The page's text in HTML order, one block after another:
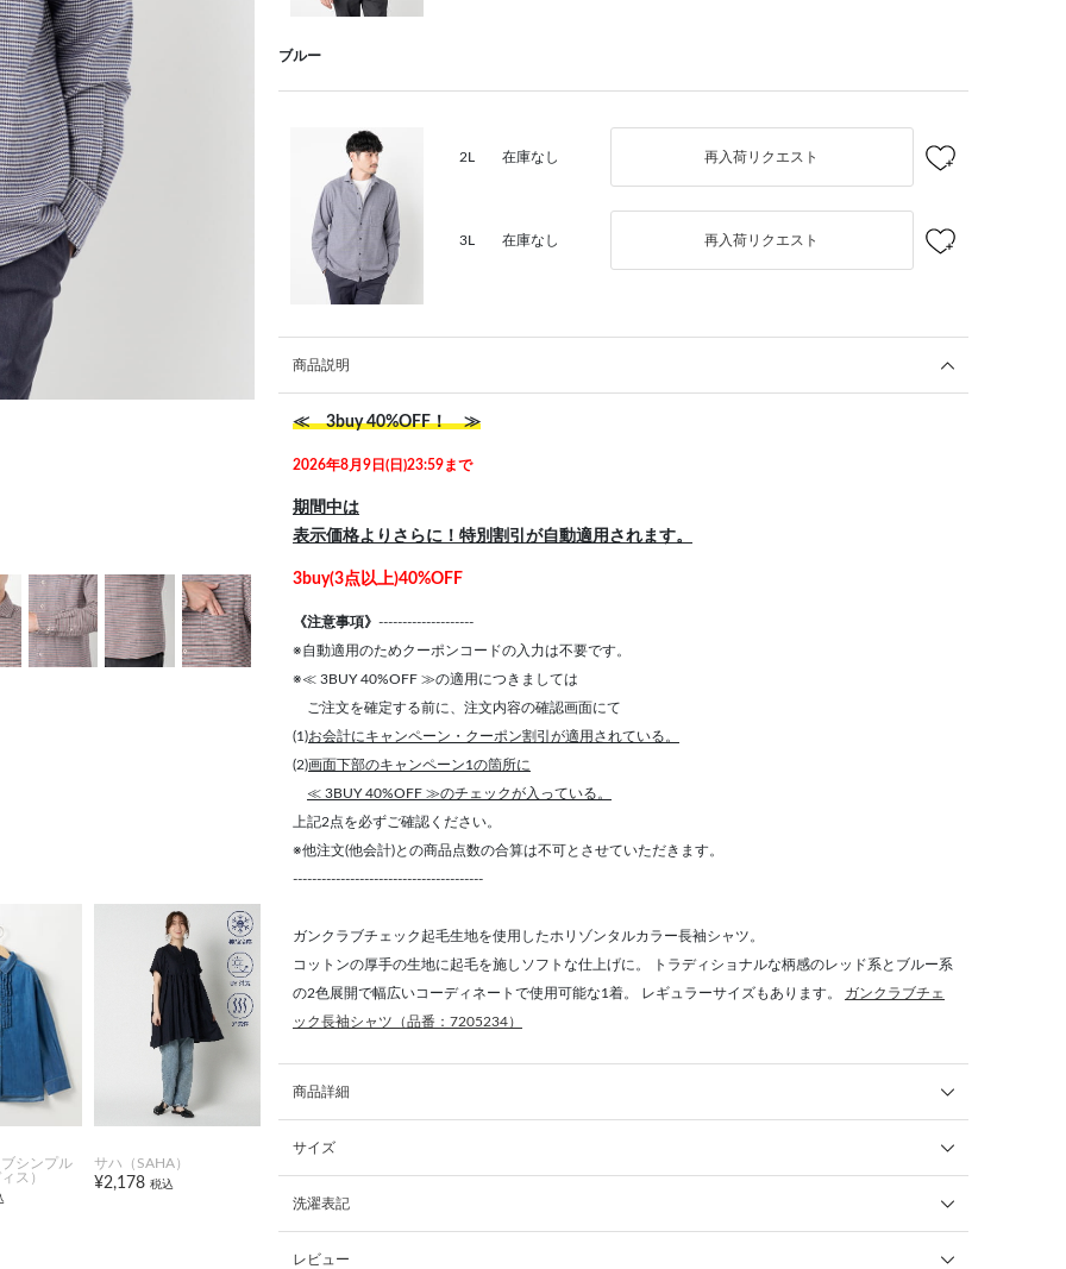
シンプル
ス）
サハ（SAHA）
¥2,178 税込
ブルー
2L 在庫なし 再入荷リクエスト
3L 在庫なし 再入荷リクエスト
商品説明
≪ 3buy 40%OFF！ ≫
2026年8月9日(日)23:59まで
期間中は
表示価格よりさらに！特別割引が自動適用されます。
3buy(3点以上)40%OFF
《注意事項》 --------------------
※自動適用のためクーポンコードの入力は不要です。
※≪ 3BUY 40%OFF ≫の適用につきましては
ご注文を確定する前に、注文内容の確認画面にて
(1)お会計にキャンペーン・クーポン割引が適用されている。
(2)画面下部のキャンペーン1の箇所に
≪ 3BUY 40%OFF ≫のチェックが入っている。
上記2点を必ずご確認ください。
※他注文(他会計)との商品点数の合算は不可とさせていただきます。
----------------------------------------
ガンクラブチェック起毛生地を使用したホリゾンタルカラー長袖シャツ。
コットンの厚手の生地に起毛を施しソフトな仕上げに。 トラディショナルな柄感のレッド系とブルー系
の2色展開で幅広いコーディネートで使用可能な1着。 レギュラーサイズもあります。 ガンクラブチェ
ック長袖シャツ（品番：7205234）
商品詳細
サイズ
洗濯表記
レビュー